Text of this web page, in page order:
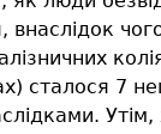
сталося 7
Утім,